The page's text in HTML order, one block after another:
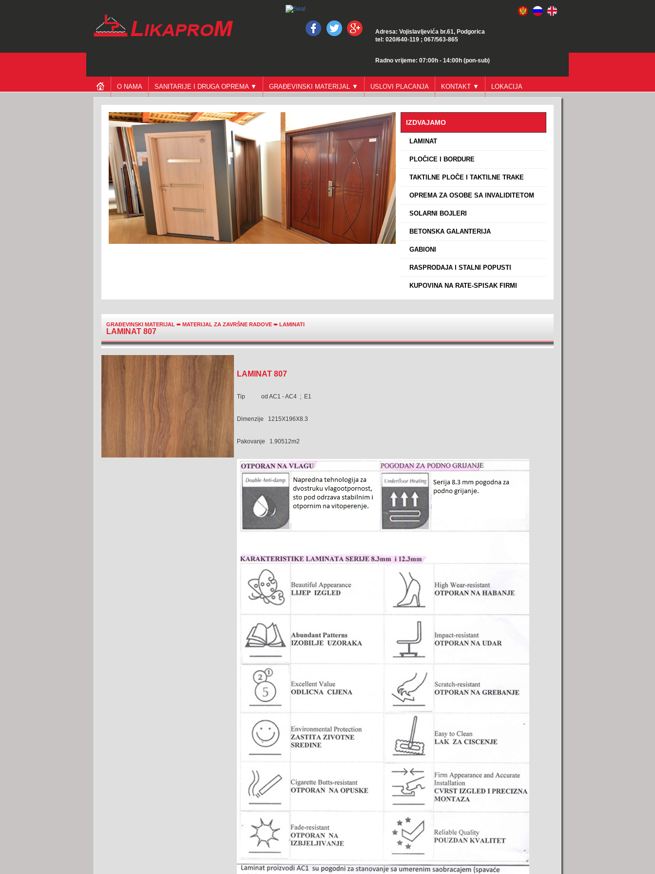
Adresa: Vojislavljevića br.61, Podgorica
tel: 020/640-119 ; 067/563-865
Radno vrijeme: 07:00h - 14:00h (pon-sub)
O NAMA SANITARIJE I DRUGA OPREMA ▼ GRAĐEVINSKI MATERIJAL ▼ USLOVI PLACANJA KONTAKT ▼ LOKACIJA
IZDVAJAMO
LAMINAT
PLOČICE I BORDURE
TAKTILNE PLOČE I TAKTILNE TRAKE
OPREMA ZA OSOBE SA INVALIDITETOM
SOLARNI BOJLERI
BETONSKA GALANTERIJA
GABIONI
RASPRODAJA I STALNI POPUSTI
KUPOVINA NA RATE-SPISAK FIRMI
GRAĐEVINSKI MATERIJAL ➨MATERIJAL ZA ZAVRŠNE RADOVE ➨LAMINATI
LAMINAT 807
LAMINAT 807
Tip od AC1 - AC4 ; E1
Dimenzije 1215X196X8.3
Pakovanje 1.90512m2